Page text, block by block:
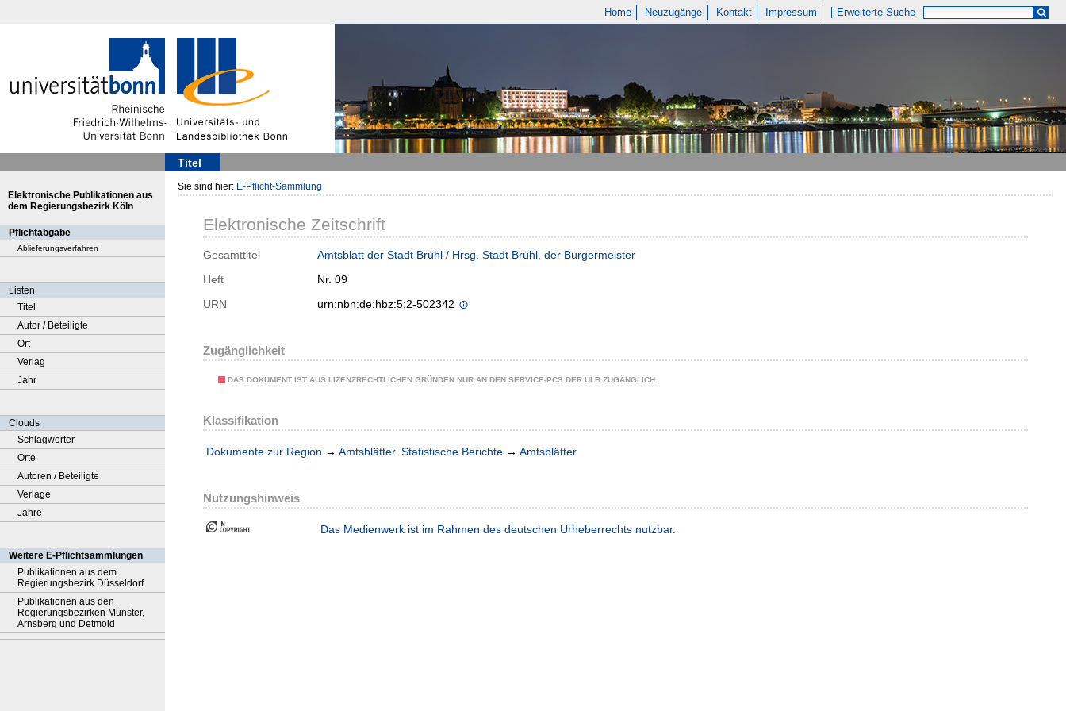
Home Neuzugänge Kontakt Impressum Erweiterte Suche
Titel
Elektronische Publikationen aus
dem Regierungsbezirk Köln
Pflichtabgabe
Ablieferungsverfahren
Listen
Titel
Autor / Beteiligte
Ort
Verlag
Jahr
Clouds
Schlagwörter
Orte
Autoren / Beteiligte
Verlage
Jahre
Weitere E-Pflichtsammlungen
Publikationen aus dem
Regierungsbezirk Düsseldorf
Publikationen aus den
Regierungsbezirken Münster,
Arnsberg und Detmold
Sie sind hier: E-Pflicht-Sammlung
Elektronische Zeitschrift
Gesamttitel
Amtsblatt der Stadt Brühl / Hrsg. Stadt Brühl, der Bürgermeister
Heft
Nr. 09
URN
urn:nbn:de:hbz:5:2-502342
Zugänglichkeit
DAS DOKUMENT IST AUS LIZENZRECHTLICHEN GRÜNDEN NUR AN DEN SERVICE-PCS DER ULB ZUGÄNGLICH.
Klassifikation
Dokumente zur Region → Amtsblätter. Statistische Berichte → Amtsblätter
Nutzungshinweis
Das Medienwerk ist im Rahmen des deutschen Urheberrechts nutzbar.